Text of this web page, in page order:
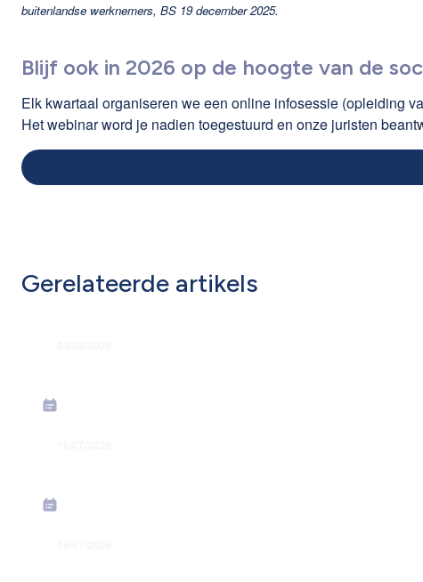
buitenlandse werknemers, BS 19 december 2025.
Blijf ook in 2026 op de hoogte van de
Elk kwartaal organiseren we een online infosessie (opleiding
Het webinar word je nadien toegestuurd en onze juristen
Gerelateerde artikels